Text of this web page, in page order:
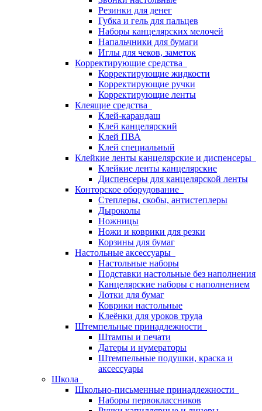
Резинки для денег
Губка и гель для пальцев
Наборы канцелярских мелочей
Напальчники для бумаги
Иглы для чеков, заметок
Корректирующие средства
Корректирующие жидкости
Корректирующие ручки
Корректирующие ленты
Клеящие средства
Клей-карандаш
Клей канцелярский
Клей ПВА
Клей специальный
Клейкие ленты канцелярские и диспенсеры
Клейкие ленты канцелярские
Диспенсеры для канцелярской ленты
Конторское оборудование
Степлеры, скобы, антистеплеры
Дыроколы
Ножницы
Ножи и коврики для резки
Корзины для бумаг
Настольные аксессуары
Настольные наборы
Подставки настольные без наполнения
Канцелярские наборы с наполнением
Лотки для бумаг
Коврики настольные
Клеёнки для уроков труда
Штемпельные принадлежности
Штампы и печати
Датеры и нумераторы
Штемпельные подушки, краска и
аксессуары
Школа
Школьно-письменные принадлежности
Наборы первоклассников